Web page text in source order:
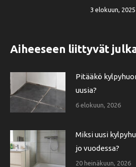
3 elokuun, 2025
Aiheeseen liittyvät
Pitääkö
uusia?
6 elokuun, 2026
Miksi uusi
jo vuodessa?
20 heinäkuun, 2026